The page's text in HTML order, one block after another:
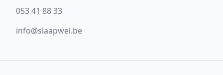
053 41 88 33
info@slaapwel.be